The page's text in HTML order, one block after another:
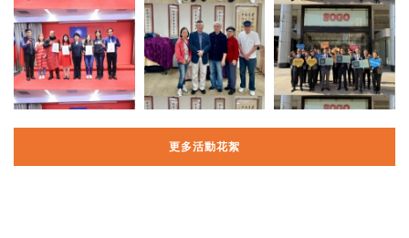
更多活動花絮